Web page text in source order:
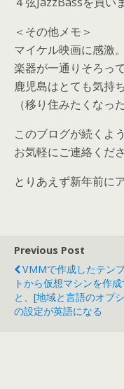
＜その他メモ＞
マイケル映画に感激。
楽器が一通りそろっ
鹿児島はとても気持
（移り住みたくなった
このブログが続くよ
お気軽にご連絡くださ
とりあえず新年前にア
Previous Post
VMMで作成したテン
トから仮想マシンを作成
と、[地域と言語のオプ
の設定が英語になる